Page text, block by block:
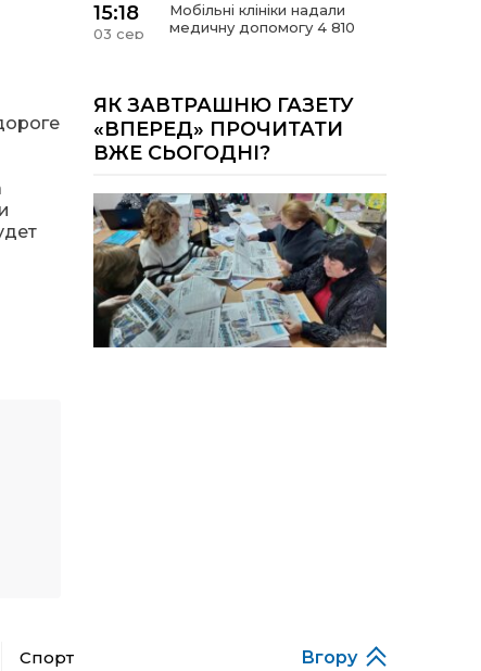
15:18
03 сер
Мобільні клініки надали
медичну допомогу 4 810
09:27
03 сер
ВПО можуть не платити
за частину комунальних
послуг: про що йдеться
14:12
01 сер
розповіла, коли
переселенці втрачають
виплати та статус
внутрішньо переміщеної
особи
14:04
01 сер
Учасниця обласного
конкурсу «Молода
ЯК ЗАВТРАШНЮ ГАЗЕТУ
«ВПЕРЕД» ПРОЧИТАТИ
ВЖЕ СЬОГОДНІ?
Спорт Вгору